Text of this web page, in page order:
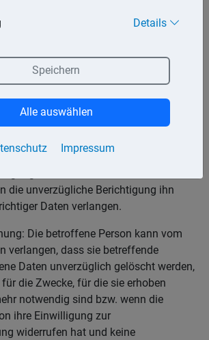
Daten seine
verletzt wurden, steht ihm das Recht zu,
anzurufen.
Der Betroffene hat ein Recht darauf,
welche personenbezogenen Daten
sind. Das Auskunftsrecht erstreckt
zu erfahren, zu welchem Zweck die
woher diese stammen und an
übermittelt wurden.
die unverzügliche Berichtigung ihn
Daten verlangen.
Die betroffene Person kann vom
verlangen, dass sie betreffende
Daten unverzüglich gelöscht werden,
die Zwecke, für die sie erhoben
notwendig sind bzw. wenn die
ihre Einwilligung zur
widerrufen hat und keine
Details
Impressum
Speichern
Alle auswählen